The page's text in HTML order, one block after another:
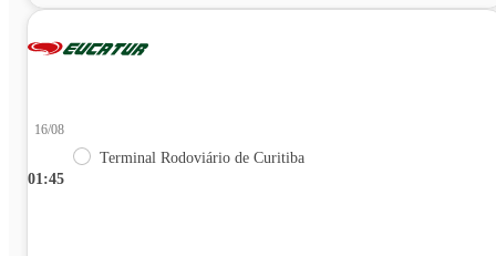
01:45
16/08
Terminal Rodoviário de Curitiba